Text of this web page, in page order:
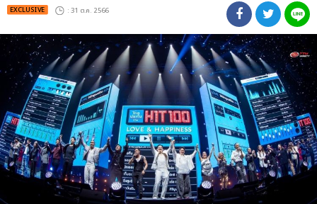
EXCLUSIVE : 31 ต.ค. 2566